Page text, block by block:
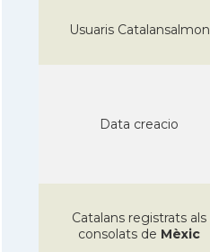
Usuaris Catalansalmon
Data creacio
Catalans registrats als
consolats de Mèxic